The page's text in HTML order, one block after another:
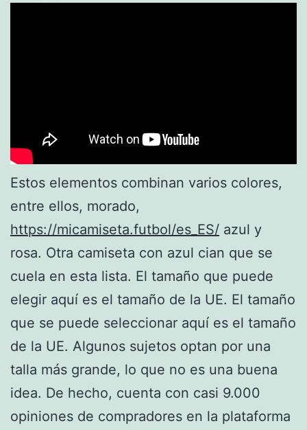
Estos elementos combinan varios colores,
entre ellos, morado,
https://micamiseta.futbol/es_ES/ azul y
rosa. Otra camiseta con azul cian que se
cuela en esta lista. El tamaño que puede
elegir aquí es el tamaño de la UE. El tamaño
que se puede seleccionar aquí es el tamaño
de la UE. Algunos sujetos optan por una
talla más grande, lo que no es una buena
idea. De hecho, cuenta con casi 9.000
opiniones de compradores en la plataforma